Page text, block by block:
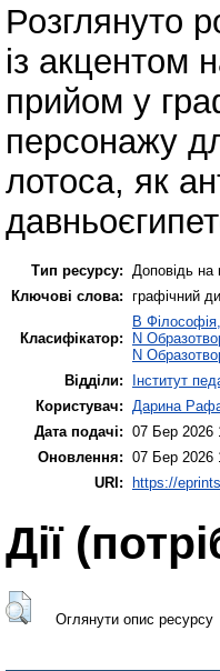
Розглянуто
із акцентом
прийом у
персонажу
лотоса, як
Тип ресурсу:
Доповідь на
Ключові слова: графічний
Класифікатор:
B Філософія,
N
N
Відділи:
Інститут
Користувач:
Дарина
Дата подачі: 07 Бер 2026
Оновлення: 07 Бер 2026
URI: https://
Дії
Оглянути опис ресурсу